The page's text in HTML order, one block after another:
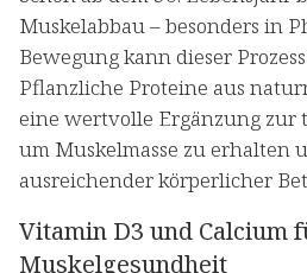
Muskelabbau – besonders in
Bewegung kann dieser
Pflanzliche Proteine aus
eine wertvolle Ergänzung zur
um Muskelmasse zu erhalten
ausreichender körperlicher
Vitamin D3 und Calcium
Muskelgesundheit